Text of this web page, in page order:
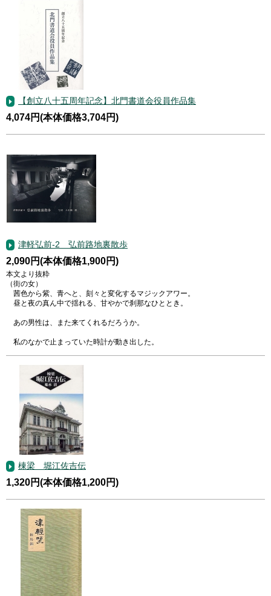
【創立八十五周年記念】北門書道会役員作品集
4,074円(本体価格3,704円)
津軽弘前-2 弘前路地裏散歩
2,090円(本体価格1,900円)
本文より抜粋
（街の女）
茜色から紫、青へと、刻々と変化するマジックアワー。
昼と夜の真ん中で揺れる、甘やかで刹那なひととき。
あの男性は、また来てくれるだろうか。
私のなかで止まっていた時計が動き出した。
棟梁 堀江佐吉伝
1,320円(本体価格1,200円)